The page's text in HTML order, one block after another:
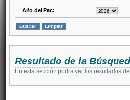
Año del Pac:
Resultado de la
En esta sección podrá ver los resultados